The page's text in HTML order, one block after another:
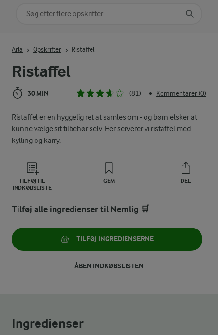
Ristaffel
30 MIN (81) • Kommentarer (0)
Ristaffel er en hyggelig ret at samles om - og børn elsker at
kunne vælge sit tilbehør selv. Her serverer vi ristaffel med
kylling og karry.
TILFØJ TIL
INDKØBSLISTE
GEM DEL
Arla Opskrifter Ristaffel
Tilføj alle ingredienser til Nemlig 🛒
TILFØJ INGREDIENSERNE
ÅBEN INDKØBSLISTEN
Ingredienser
Søg på kategori